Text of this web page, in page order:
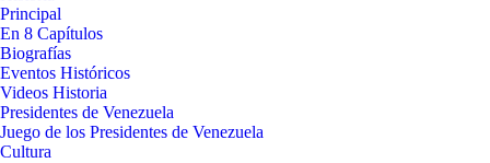
Principal
En 8 Capítulos
Biografías
Eventos Históricos
Videos Historia
Presidentes de Venezuela
Juego de los Presidentes de Venezuela
Cultura